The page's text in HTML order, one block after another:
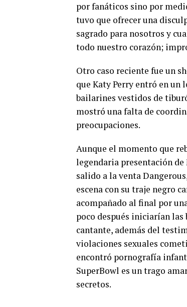
por fanáticos sino por
tuvo que ofrecer una
sagrado para nosotros y
todo nuestro corazón;
Otro caso reciente fue un
que Katy Perry entró en un
bailarines vestidos de
mostró una falta de
preocupaciones.
Aunque el momento que
legendaria presentación de
salido a la venta
escena con su traje negro
acompañado al final por
poco después iniciarían
cantante, además del
violaciones sexuales
encontró pornografía
SuperBowl es un trago
secretos.